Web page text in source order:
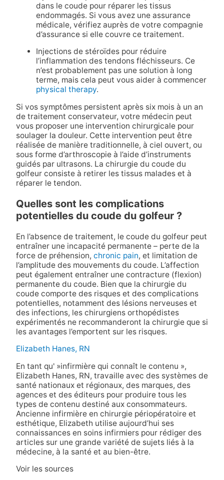
dans le coude pour réparer les tissus
endommagés. Si vous avez une assurance
médicale, vérifiez auprès de votre compagnie
d’assurance si elle couvre ce traitement.
Injections de stéroïdes pour réduire
l’inflammation des tendons fléchisseurs. Ce
n’est probablement pas une solution à long
terme, mais cela peut vous aider à commencer
physical therapy.
Si vos symptômes persistent après six mois à un an
de traitement conservateur, votre médecin peut
vous proposer une intervention chirurgicale pour
soulager la douleur. Cette intervention peut être
réalisée de manière traditionnelle, à ciel ouvert, ou
sous forme d’arthroscopie à l’aide d’instruments
guidés par ultrasons. La chirurgie du coude du
golfeur consiste à retirer les tissus malades et à
réparer le tendon.
Quelles sont les complications
potentielles du coude du golfeur ?
En l’absence de traitement, le coude du golfeur peut
entraîner une incapacité permanente – perte de la
force de préhension, chronic pain, et limitation de
l’amplitude des mouvements du coude. L’affection
peut également entraîner une contracture (flexion)
permanente du coude. Bien que la chirurgie du
coude comporte des risques et des complications
potentielles, notamment des lésions nerveuses et
des infections, les chirurgiens orthopédistes
expérimentés ne recommanderont la chirurgie que si
les avantages l’emportent sur les risques.
Elizabeth Hanes, RN
En tant qu' »infirmière qui connaît le contenu »,
Elizabeth Hanes, RN, travaille avec des systèmes de
santé nationaux et régionaux, des marques, des
agences et des éditeurs pour produire tous les
types de contenu destiné aux consommateurs.
Ancienne infirmière en chirurgie périopératoire et
esthétique, Elizabeth utilise aujourd’hui ses
connaissances en soins infirmiers pour rédiger des
articles sur une grande variété de sujets liés à la
médecine, à la santé et au bien-être.
Voir les sources